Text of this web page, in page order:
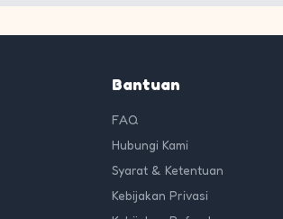
Bantuan
FAQ
Hubungi Kami
Syarat & Ketentuan
Kebijakan Privasi